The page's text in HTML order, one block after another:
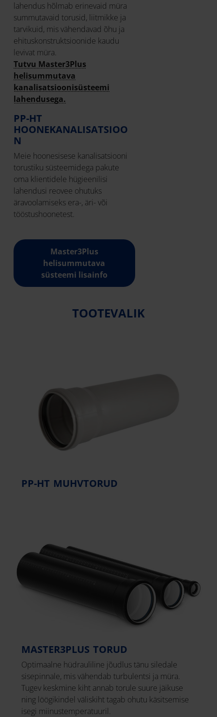
lahendus hõlmab erinevaid müra
summutavaid torusid, liitmikke ja
tarvikuid, mis vähendavad õhu ja
ehituskonstruktsioonide kaudu
levivat müra.
Tutvu Master3Plus
helisummutava
kanalisatsioonisüsteemi
lahendusega.
PP-HT
HOONEKANALISATSIOO
N
Meie hoonesisese kanalisatsiooni
torustiku süsteemidega pakute
oma klientidele hügieenilisi
lahendusi reovee ohutuks
äravoolamiseks era-, äri- või
tööstushoonetest.
Master3Plus
helisummutava
süsteemi lisainfo
TOOTEVALIK
PP-HT MUHVTORUD
MASTER3PLUS TORUD
Optimaalne hüdrauliline jõudlus tänu siledale
sisepinnale, mis vähendab turbulentsi ja müra.
Tugev keskmine kiht annab torule suure jäikuse
ning löögikindel väliskiht tagab ohutu käsitsemise
isegi miinustemperatuuril.